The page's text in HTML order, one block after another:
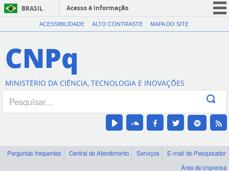
BRASIL
Acesso à informação
CORONAVÍRUS (COVID-19)
Canais
ACESSIBILIDADE ALTO CONTRASTE MAPA DO SITE
CNPq
MINISTÉRIO DA CIÊNCIA, TECNOLOGIA E INOVAÇÕES
Perguntas frequentes Central de Atendimento Serviços
E-mail do Pesquisador
Área de imprensa